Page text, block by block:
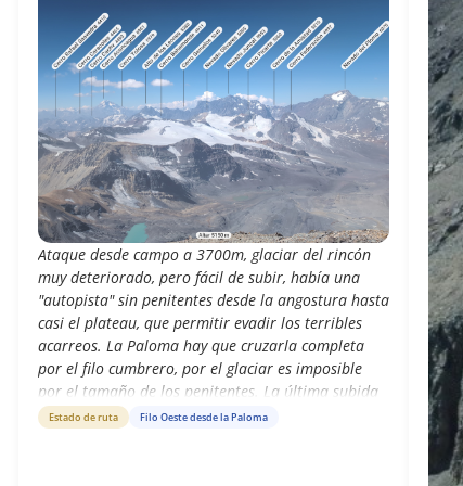
Ataque desde campo a 3700m, glaciar del rincón
muy deteriorado, pero fácil de subir, había una
"autopista" sin penitentes desde la angostura hasta
casi el plateau, que permitir evadir los terribles
acarreos. La Paloma hay que cruzarla completa
por el filo cumbrero, por el glaciar es imposible
por el tamaño de los penitentes. La última subida
del altar es cansadora pero técnicamente fácil, el
Estado de ruta Filo Oeste desde la Paloma